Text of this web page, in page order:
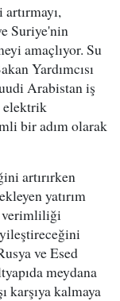
Suriye'nin
amaçlıyor. Su
Yardımcısı
Arabistan iş
elektrik
bir adım olarak
artırırken
yatırım
verimliliği
ve Esed
meydana
karşıya kalmaya